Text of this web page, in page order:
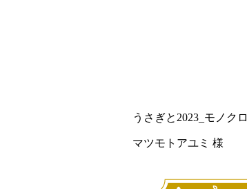
うさぎと2023_モノクロ
マツモトアユミ 様